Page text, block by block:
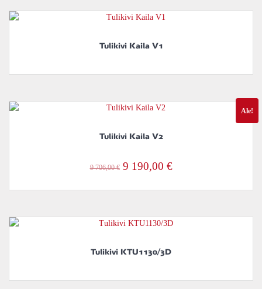
Tulikivi Kaila V1
Ale!
Tulikivi Kaila V2
9 706,00€ Alkuperäinen
9
9 190,00 €Nykyinen
9
Tulikivi KTU1130/3D